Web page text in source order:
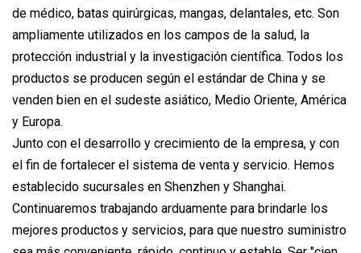
de médico, batas quirúrgicas, mangas, delantales, etc. Son
ampliamente utilizados en los campos de la salud, la
protección industrial y la investigación científica. Todos los
productos se producen según el estándar de China y se
venden bien en el sudeste asiático, Medio Oriente, América
y Europa.
Junto con el desarrollo y crecimiento de la empresa, y con
el fin de fortalecer el sistema de venta y servicio. Hemos
establecido sucursales en Shenzhen y Shanghai.
Continuaremos trabajando arduamente para brindarle los
mejores productos y servicios, para que nuestro suministro